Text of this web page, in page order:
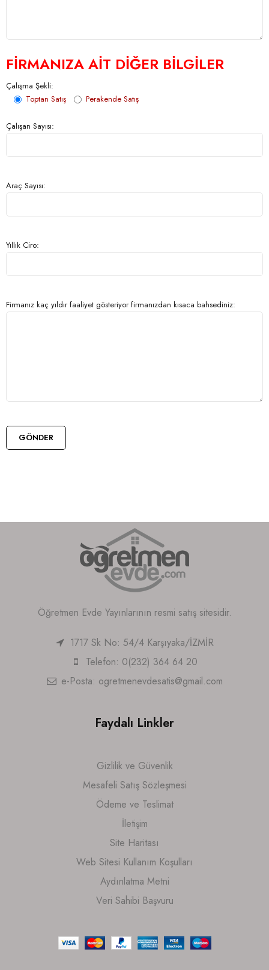
FİRMANIZA AİT DİĞER BİLGİLER
Çalışma Şekli:
Toptan Satış
Perakende Satış
Çalışan Sayısı:
Araç Sayısı:
Yıllık Ciro:
Firmanız kaç yıldır faaliyet gösteriyor firmanızdan kısaca bahsediniz:
Öğretmen Evde Yayınlarının resmi satış sitesidir.
1717 Sk No: 54/4 Karşıyaka/İZMİR
Telefon: 0(232) 364 64 20
e-Posta: ogretmenevdesatis@gmail.com
Faydalı Linkler
Gizlilik ve Güvenlik
Mesafeli Satış Sözleşmesi
Ödeme ve Teslimat
İletişim
Site Haritası
Web Sitesi Kullanım Koşulları
Aydınlatma Metni
Veri Sahibi Başvuru